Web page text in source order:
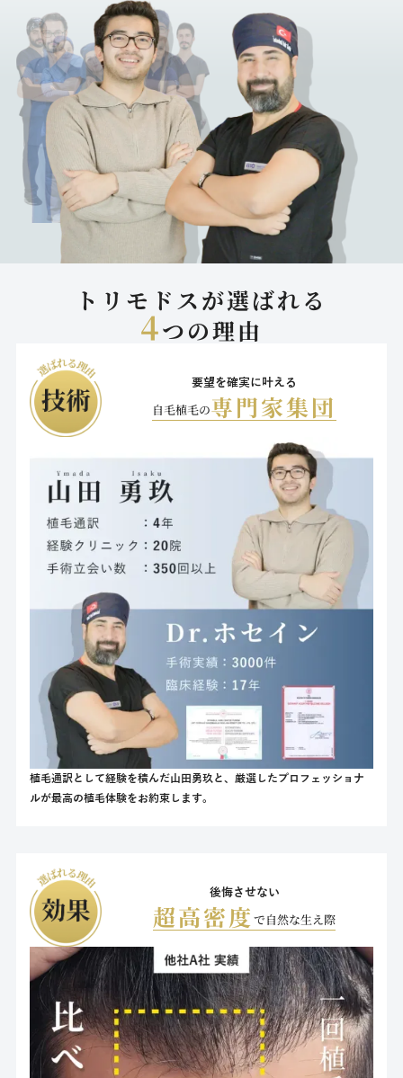
トリモドスが選ばれる
4つの理由
要望を確実に叶える
自毛植毛の専門家集団
植毛通訳として経験を積んだ山田勇玖と、厳選したプロフェッショナ
ルが最高の植毛体験をお約束します。
後悔させない
超高密度 で自然な生え際